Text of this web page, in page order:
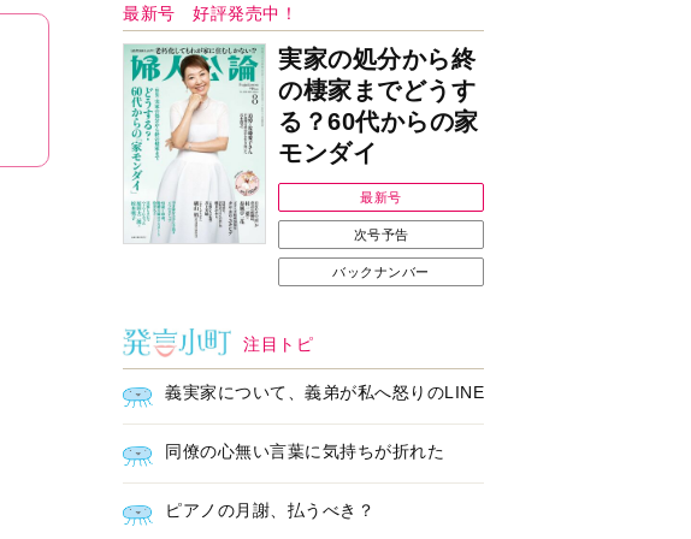
ＡＩで始める遺言を書
く前の準備セミナー開
催
耳にすっぽり！オーテ
ィコン補聴器、新しい
スタイルで All in Ear
の「オーティコン ジー
ル」を発売
トするオープンイヤー
型イヤホン「kikippa イ
ヤホン HERALBONY
モデル」発売
と訂正
あなたのペット自慢を